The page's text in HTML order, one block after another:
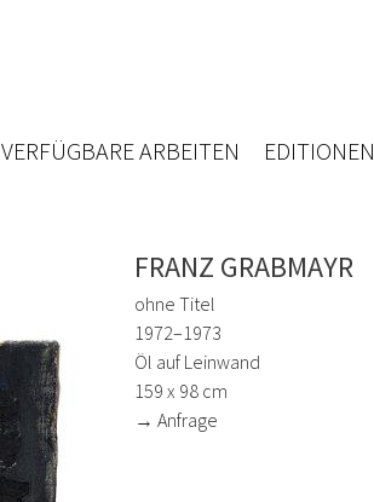
VERFÜGBARE ARBEITEN EDITIONEN
FRANZ GRABMAYR
ohne Titel
1972–1973
Öl auf Leinwand
159 x 98 cm
→ Anfrage